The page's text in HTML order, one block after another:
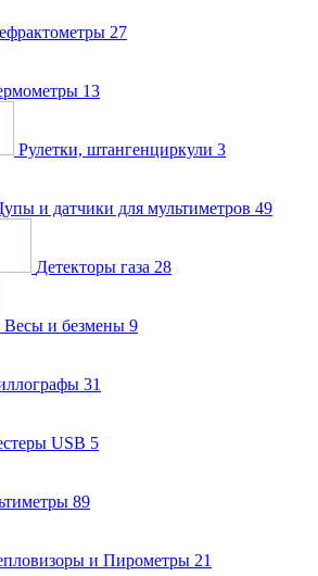
27
13
Рулетки, штангенциркули 3
и датчики для мультиметров 49
Детекторы газа 28
Весы и безмены 9
31
USB 5
89
и Пирометры 21